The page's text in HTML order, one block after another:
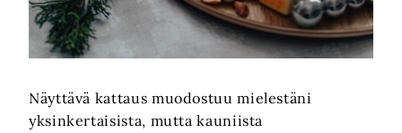
Näyttävä kattaus muodostuu mielestäni
yksinkertaisista, mutta kauniista